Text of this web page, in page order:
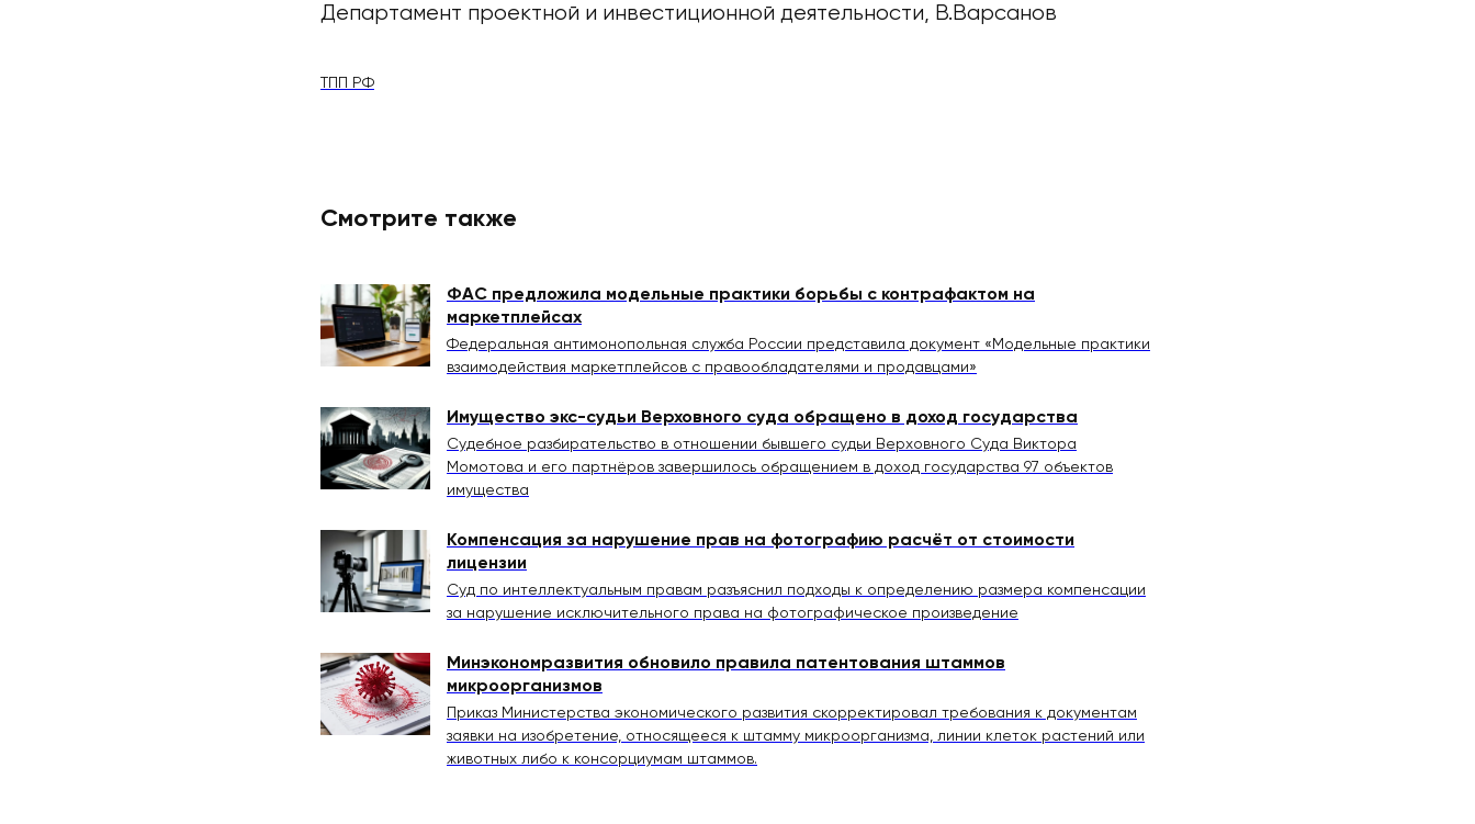
Департамент проектной и инвестиционной деятельности, В.Варсанов
ТПП РФ
Смотрите также
ФАС предложила модельные практики борьбы с контрафактом на
маркетплейсах
Федеральная антимонопольная служба России представила документ «Модельные практики
взаимодействия маркетплейсов с правообладателями и продавцами»
Имущество экс-судьи Верховного суда обращено в доход государства
Судебное разбирательство в отношении бывшего судьи Верховного Суда Виктора
Момотова и его партнёров завершилось обращением в доход государства 97 объектов
имущества
Компенсация за нарушение прав на фотографию расчёт от стоимости
лицензии
Суд по интеллектуальным правам разъяснил подходы к определению размера компенсации
за нарушение исключительного права на фотографическое произведение
Минэкономразвития обновило правила патентования штаммов
микроорганизмов
Приказ Министерства экономического развития скорректировал требования к документам
заявки на изобретение, относящееся к штамму микроорганизма, линии клеток растений или
животных либо к консорциумам штаммов.